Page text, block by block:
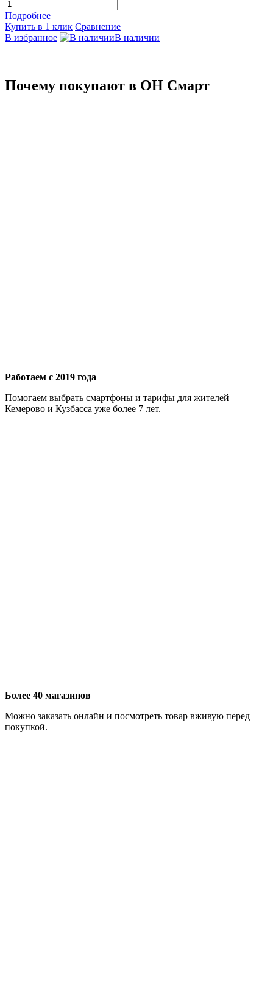
Подробнее
Купить в 1 клик Сравнение
В избранное
В наличии
Почему покупают в ОН Смарт
Работаем с 2019 года
Помогаем выбрать смартфоны и тарифы для жителей
Кемерово и Кузбасса уже более 7 лет.
Более 40 магазинов
Можно заказать онлайн и посмотреть товар вживую перед
покупкой.